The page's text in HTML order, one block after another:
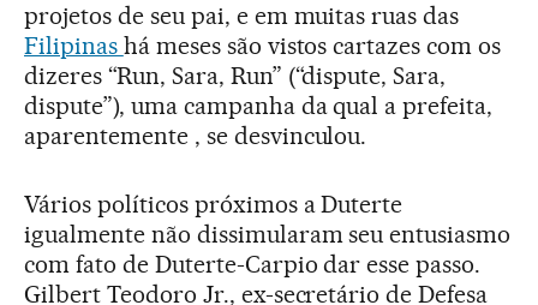
projetos de seu pai, e em muitas ruas das
Filipinas há meses são vistos cartazes com os
dizeres “Run, Sara, Run” (“dispute, Sara,
dispute”), uma campanha da qual a prefeita,
aparentemente , se desvinculou.
Vários políticos próximos a Duterte
igualmente não dissimularam seu entusiasmo
com fato de Duterte-Carpio dar esse passo.
Gilbert Teodoro Jr., ex-secretário de Defesa